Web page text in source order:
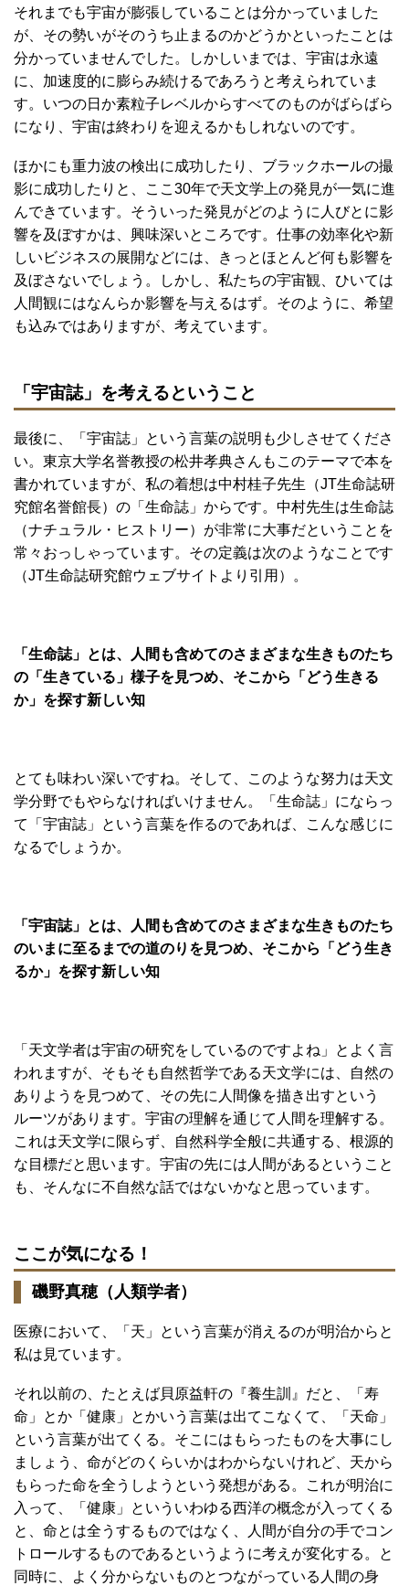
それまでも宇宙が膨張していることは分かっていました
が、その勢いがそのうち止まるのかどうかといったことは
分かっていませんでした。しかしいまでは、宇宙は永遠
に、加速度的に膨らみ続けるであろうと考えられていま
す。いつの日か素粒子レベルからすべてのものがばらばら
になり、宇宙は終わりを迎えるかもしれないのです。
ほかにも重力波の検出に成功したり、ブラックホールの撮
影に成功したりと、ここ30年で天文学上の発見が一気に進
んできています。そういった発見がどのように人びとに影
響を及ぼすかは、興味深いところです。仕事の効率化や新
しいビジネスの展開などには、きっとほとんど何も影響を
及ぼさないでしょう。しかし、私たちの宇宙観、ひいては
人間観にはなんらか影響を与えるはず。そのように、希望
も込みではありますが、考えています。
「宇宙誌」を考えるということ
最後に、「宇宙誌」という言葉の説明も少しさせてくださ
い。東京大学名誉教授の松井孝典さんもこのテーマで本を
書かれていますが、私の着想は中村桂子先生（JT生命誌研
究館名誉館長）の「生命誌」からです。中村先生は生命誌
（ナチュラル・ヒストリー）が非常に大事だということを
常々おっしゃっています。その定義は次のようなことです
（JT生命誌研究館ウェブサイトより引用）。
「生命誌」とは、人間も含めてのさまざまな生きものたち
の「生きている」様子を見つめ、そこから「どう生きる
か」を探す新しい知
とても味わい深いですね。そして、このような努力は天文
学分野でもやらなければいけません。「生命誌」にならっ
て「宇宙誌」という言葉を作るのであれば、こんな感じに
なるでしょうか。
「宇宙誌」とは、人間も含めてのさまざまな生きものたち
のいまに至るまでの道のりを見つめ、そこから「どう生き
るか」を探す新しい知
「天文学者は宇宙の研究をしているのですよね」とよく言
われますが、そもそも自然哲学である天文学には、自然の
ありようを見つめて、その先に人間像を描き出すという
ルーツがあります。宇宙の理解を通じて人間を理解する。
これは天文学に限らず、自然科学全般に共通する、根源的
な目標だと思います。宇宙の先には人間があるということ
も、そんなに不自然な話ではないかなと思っています。
ここが気になる！
磯野真穂（人類学者）
医療において、「天」という言葉が消えるのが明治からと
私は見ています。
それ以前の、たとえば貝原益軒の『養生訓』だと、「寿
命」とか「健康」とかいう言葉は出てこなくて、「天命」
という言葉が出てくる。そこにはもらったものを大事にし
ましょう、命がどのくらいかはわからないけれど、天から
もらった命を全うしようという発想がある。これが明治に
入って、「健康」といういわゆる西洋の概念が入ってくる
と、命とは全うするものではなく、人間が自分の手でコン
トロールするものであるというように考えが変化する。と
同時に、よく分からないものとつながっている人間の身